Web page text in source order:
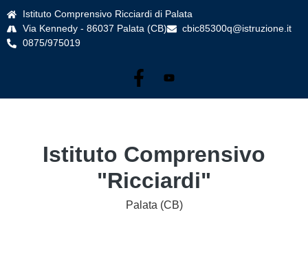
Istituto Comprensivo Ricciardi di Palata
Via Kennedy - 86037 Palata (CB)
cbic85300q@istruzione.it
0875/975019
Istituto Comprensivo
"Ricciardi"
Palata (CB)